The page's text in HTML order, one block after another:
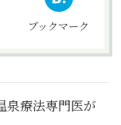
ブックマーク
泉療法専門医が